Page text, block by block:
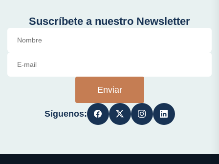
Suscríbete a nuestro Newsletter
Enviar
Síguenos: